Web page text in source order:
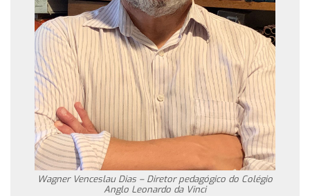
Wagner Venceslau Dias – Diretor pedagógico do Colégio
Anglo Leonardo da Vinci